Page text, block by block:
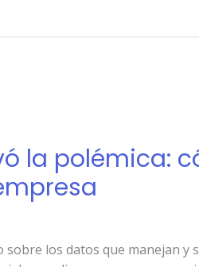
la polémica:
los datos que manejan y